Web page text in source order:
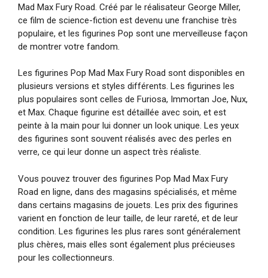
Mad Max Fury Road. Créé par le réalisateur George Miller,
ce film de science-fiction est devenu une franchise très
populaire, et les figurines Pop sont une merveilleuse façon
de montrer votre fandom.
Les figurines Pop Mad Max Fury Road sont disponibles en
plusieurs versions et styles différents. Les figurines les
plus populaires sont celles de Furiosa, Immortan Joe, Nux,
et Max. Chaque figurine est détaillée avec soin, et est
peinte à la main pour lui donner un look unique. Les yeux
des figurines sont souvent réalisés avec des perles en
verre, ce qui leur donne un aspect très réaliste.
Vous pouvez trouver des figurines Pop Mad Max Fury
Road en ligne, dans des magasins spécialisés, et même
dans certains magasins de jouets. Les prix des figurines
varient en fonction de leur taille, de leur rareté, et de leur
condition. Les figurines les plus rares sont généralement
plus chères, mais elles sont également plus précieuses
pour les collectionneurs.